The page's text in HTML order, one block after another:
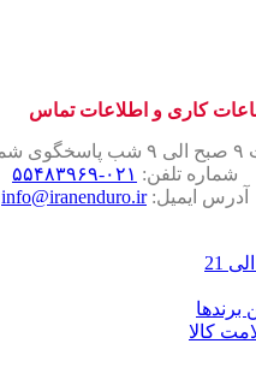
کاری و اطلاعات تماس
شماره تلفن: ۰۲۱-۵۵۴۸۳۹۶۹
آدرس ایمیل:info@iranenduro.ir
برندها
کالا